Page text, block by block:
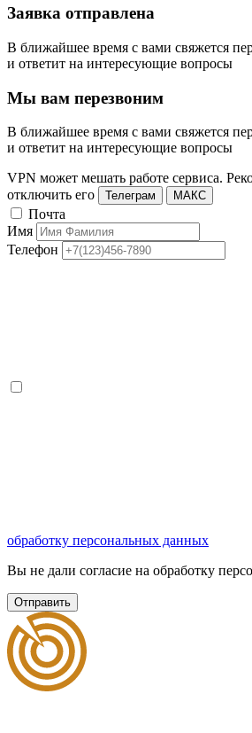
Заявка отправлена
В ближайшее время с вами свяжется
и ответит на интересующие вопросы
Мы вам перезвоним
В ближайшее время с вами свяжется
и ответит на интересующие вопросы
VPN может мешать работе сервиса.
отключить его
Телеграм МАКС
Почта
Имя
Телефон
обработку персональных данных
Вы не дали согласие на обработку
Отправить